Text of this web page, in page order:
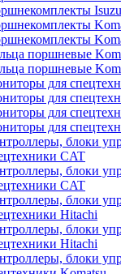
Isuzu
поршневые
поршневые
для
для
для
для
блоки
CAT
блоки
CAT
блоки
Hitachi
блоки
Hitachi
блоки